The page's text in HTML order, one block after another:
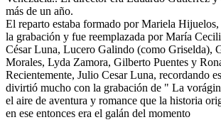
más de un año.
El reparto estaba formado por Mariela
la grabación y fue reemplazada por María
César Luna, Lucero Galindo (como Griselda),
Morales, Lyda Zamora, Gilberto Puentes y
Recientemente, Julio Cesar Luna, recordando
divirtió mucho con la grabación de " La
el aire de aventura y romance que la historia
en ese entonces era el galán del momento